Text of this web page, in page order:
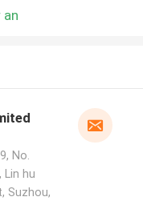
an
No.
Lin hu
Suzhou,